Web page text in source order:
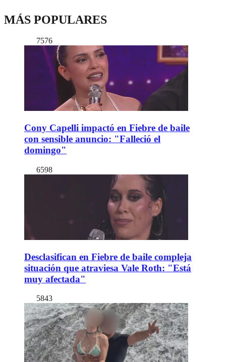
MÁS POPULARES
7576
Cony Capelli impactó en Fiebre de baile
con sensible anuncio: "Falleció el
domingo"
6598
Desclasifican en Fiebre de baile compleja
situación que atraviesa Vale Roth: "Está
muy afectada"
5843